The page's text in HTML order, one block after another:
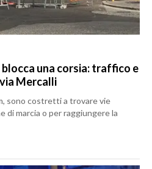
una corsia: traffico e
Mercalli
sono costretti a trovare vie
di marcia o per raggiungere la